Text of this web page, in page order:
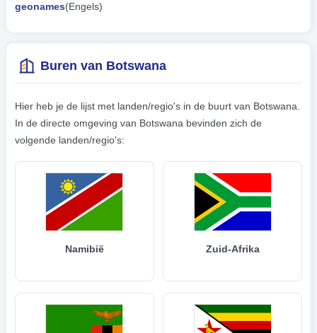
geonames(Engels)
Buren van Botswana
Hier heb je de lijst met landen/regio's in de buurt van Botswana.
In de directe omgeving van Botswana bevinden zich de
volgende landen/regio's:
Namibië Zuid-Afrika